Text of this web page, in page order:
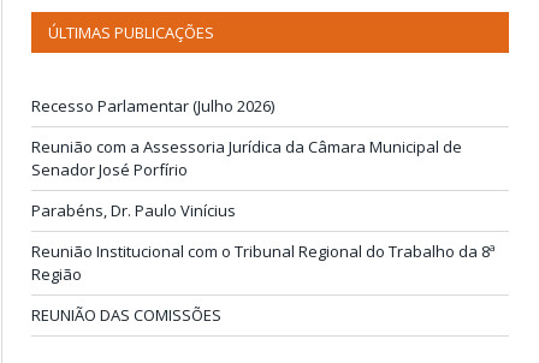
ÚLTIMAS PUBLICAÇÕES
Recesso Parlamentar (Julho 2026)
Reunião com a Assessoria Jurídica da Câmara Municipal de
Senador José Porfírio
Parabéns, Dr. Paulo Vinícius
Reunião Institucional com o Tribunal Regional do Trabalho da 8ª
Região
REUNIÃO DAS COMISSÕES